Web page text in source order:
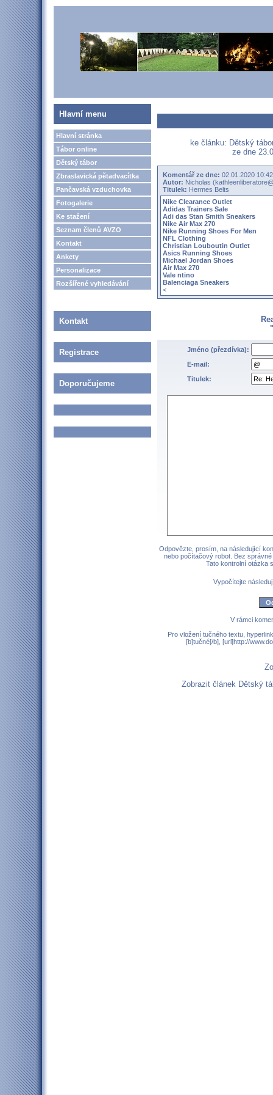
Hlavní menu
Hlavní stránka
Tábor online
Dětský tábor
Zbraslavická pětadvacítka
Pančavská vzduchovka
Fotogalerie
Ke stažení
Seznam členů AVZO
Kontakt
Ankety
Personalizace
Rozšířené vyhledávání
Kontakt
Registrace
Doporučujeme
ke článku: Dětský
ze dne
Komentář ze dne: 02.01.2020
Autor: Nicholas
Titulek: Hermes Belts
Nike Clearance Outlet
Adidas Trainers Sale
Adi das Stan Smith Sneakers
Nike Air Max 270
Nike Running Shoes For Men
NFL Clothing
Christian Louboutin Outlet
Asics Running Shoes
Michael Jordan Shoes
Air Max 270
Vale ntino
Balenciaga Sneakers
<
Jméno (přezdívka):
E-mail:
Titulek:
Odpovězte, prosím, na následující
nebo počítačový robot. Bez
Tato kontrolní otázka
Vypočítejte
V rámci
Pro vložení tučného textu,
[b]tučné[/b], [url]http://
Zobrazit článek Dětský